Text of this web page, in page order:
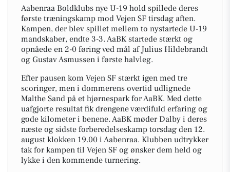
Aabenraa Boldklubs nye U-19 hold spillede deres
første træningskamp mod Vejen SF tirsdag aften.
Kampen, der blev spillet mellem to nystartede U-19
mandskaber, endte 3-3. AaBK startede stærkt og
opnåede en 2-0 føring ved mål af Julius Hildebrandt
og Gustav Asmussen i første halvleg.
Efter pausen kom Vejen SF stærkt igen med tre
scoringer, men i dommerens overtid udlignede
Malthe Sand på et hjørnespark for AaBK. Med dette
uafgjorte resultat fik drengene værdifuld erfaring og
gode kilometer i benene. AaBK møder Dalby i deres
næste og sidste forberedelseskamp torsdag den 12.
august klokken 19.00 i Aabenraa. Klubben udtrykker
tak for kampen til Vejen SF og ønsker dem held og
lykke i den kommende turnering.